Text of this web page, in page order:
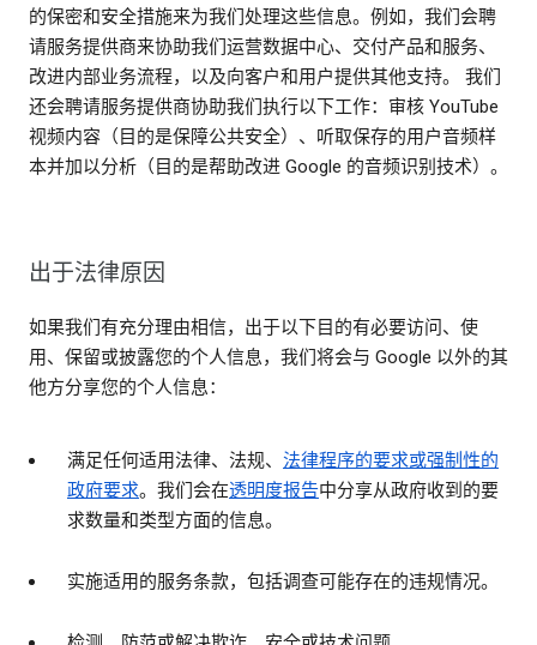
的保密和安全措施来为我们处理这些信息。例如，我们会聘
请服务提供商来协助我们运营数据中心、交付产品和服务、
改进内部业务流程，以及向客户和用户提供其他支持。 我们
还会聘请服务提供商协助我们执行以下工作：审核 YouTube
视频内容（目的是保障公共安全）、听取保存的用户音频样
本并加以分析（目的是帮助改进 Google 的音频识别技术）。
出于法律原因
如果我们有充分理由相信，出于以下目的有必要访问、使
用、保留或披露您的个人信息，我们将会与 Google 以外的其
他方分享您的个人信息：
满足任何适用法律、法规、 法律程序的要求或强制性的
政府要求。我们会在透明度报告中分享从政府收到的要
求数量和类型方面的信息。
实施适用的服务条款，包括调查可能存在的违规情况。